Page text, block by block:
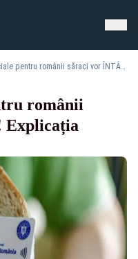
Voucherele sociale pentru românii săraci vor ÎNTÂRZIA! Explicația ministrului cheie
românii
Explicația